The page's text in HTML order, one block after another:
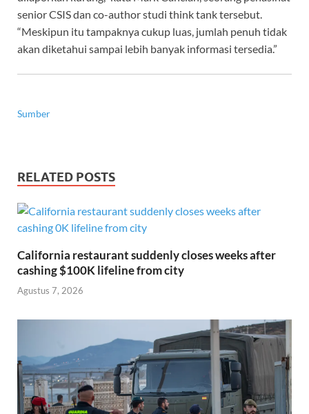
senior CSIS dan co-author studi think tank tersebut.
“Meskipun itu tampaknya cukup luas, jumlah penuh tidak
akan diketahui sampai lebih banyak informasi tersedia.”
Sumber
RELATED POSTS
California restaurant suddenly closes weeks after
cashing $100K lifeline from city
Agustus 7, 2026